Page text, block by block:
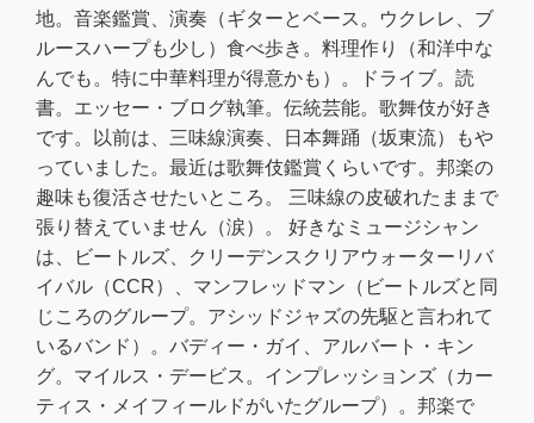
地。音楽鑑賞、演奏（ギターとベース。ウクレレ、ブ
ルースハープも少し）食べ歩き。料理作り（和洋中な
んでも。特に中華料理が得意かも）。ドライブ。読
書。エッセー・ブログ執筆。伝統芸能。歌舞伎が好き
です。以前は、三味線演奏、日本舞踊（坂東流）もや
っていました。最近は歌舞伎鑑賞くらいです。邦楽の
趣味も復活させたいところ。 三味線の皮破れたままで
張り替えていません（涙）。 好きなミュージシャン
は、ビートルズ、クリーデンスクリアウォーターリバ
イバル（CCR）、マンフレッドマン（ビートルズと同
じころのグループ。アシッドジャズの先駆と言われて
いるバンド）。バディー・ガイ、アルバート・キン
グ。マイルス・デービス。インプレッションズ（カー
ティス・メイフィールドがいたグループ）。邦楽で